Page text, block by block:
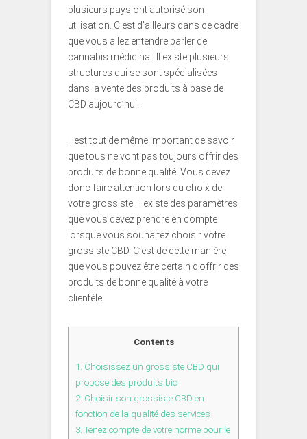
plusieurs pays ont autorisé son
utilisation. C’est d’ailleurs dans ce cadre
que vous allez entendre parler de
cannabis médicinal. Il existe plusieurs
structures qui se sont spécialisées
dans la vente des produits à base de
CBD aujourd’hui.
Il est tout de même important de savoir
que tous ne vont pas toujours offrir des
produits de bonne qualité. Vous devez
donc faire attention lors du choix de
votre grossiste. Il existe des paramètres
que vous devez prendre en compte
lorsque vous souhaitez choisir votre
grossiste CBD. C’est de cette manière
que vous pouvez être certain d’offrir des
produits de bonne qualité à votre
clientèle.
Contents
1. Choisissez un grossiste CBD qui
propose des produits bio
2. Choisir son grossiste CBD en
fonction de la qualité des services
3. Tenez compte de votre norme pour le